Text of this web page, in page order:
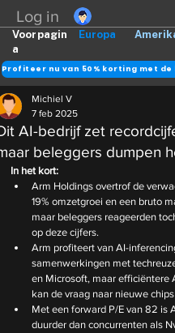
Log in
Europa
Voorpagin
a
AI-bedrijf zet
beleggers dumpen
Michiel V
7 feb 2025
In het kort:
Arm Holdings overtrof de
19% omzetgroei en een bruto
maar beleggers reageerden
op deze cijfers.
Arm profiteert van AI-
samenwerkingen met
en Microsoft, maar efficiëntere
kan de vraag naar nieuwe
Met een forward P/E van 82 is
duurder dan concurrenten als